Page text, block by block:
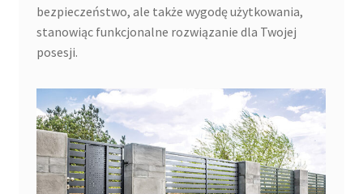
bezpieczeństwo, ale także wygodę użytkowania,
stanowiąc funkcjonalne rozwiązanie dla Twojej
posesji.